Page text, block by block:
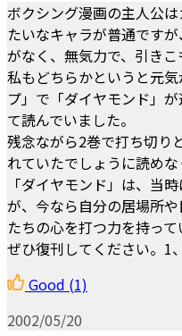
ボクシング漫画の主人公
たいなキャラが普通です
がなく、無気力で、引きこ
私もどちらかというと元
プ」で「ダイヤモンド」
て読んでいました。
残念ながら2巻で打ち切り
れていたでしょうに読めな
「ダイヤモンド」は、当
が、今なら自分の居場所
たちの心を打つ力を持って
ぜひ復刊してください。1
Good (1)
2002/05/20